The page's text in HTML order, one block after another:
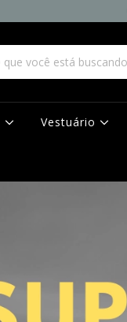
Vestuário